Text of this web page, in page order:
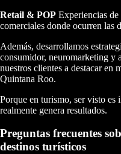
Retail & POP Experiencias de
comerciales donde ocurren las
Además, desarrollamos
consumidor, neuromarketing y
nuestros clientes a destacar en
Quintana Roo.
Porque en turismo, ser visto es
realmente genera resultados.
Preguntas frecuentes
destinos turísticos